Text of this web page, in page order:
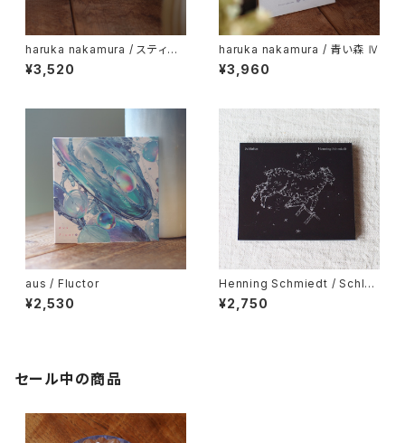
haruka nakamura / スティル
ライフⅡ
¥3,520
haruka nakamura / 青い森 Ⅳ
¥3,960
aus / Fluctor
¥2,530
Henning Schmiedt / Schlaf
en
¥2,750
セール中の商品